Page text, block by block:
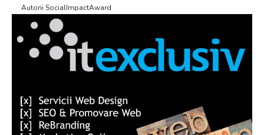
Autorii SocialImpactAward